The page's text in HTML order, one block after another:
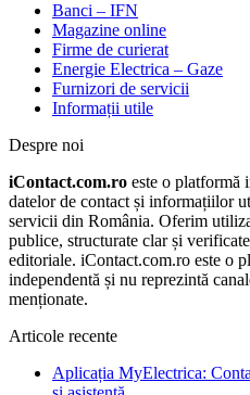
Banci – IFN
Magazine online
Firme de curierat
Energie Electrica – Gaze
Furnizori de servicii
Informații utile
Despre noi
iContact.com.ro este o platformă
datelor de contact și informațiilor
servicii din România. Oferim
publice, structurate clar și
editoriale. iContact.com.ro este o
independentă și nu reprezintă
menționate.
Articole recente
Aplicația MyElectrica: